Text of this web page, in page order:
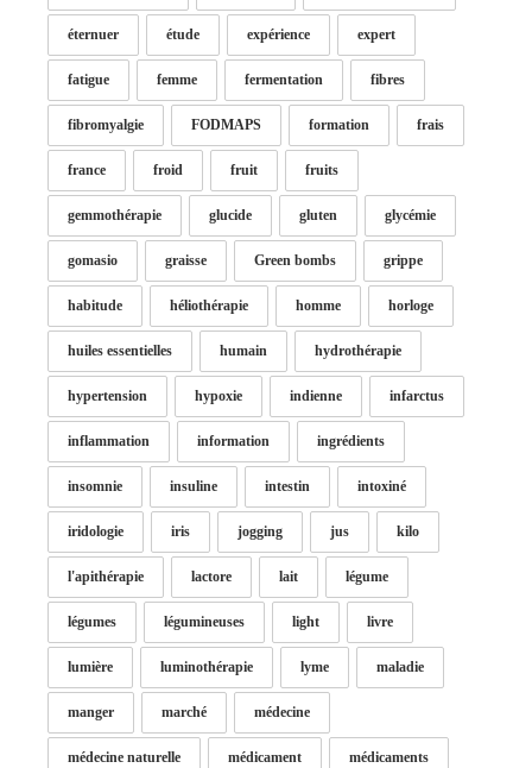
éternuer étude expérience expert
fatigue femme fermentation fibres
fibromyalgie FODMAPS formation frais
france froid fruit fruits
gemmothérapie glucide gluten glycémie
gomasio graisse Green bombs grippe
habitude héliothérapie homme horloge
huiles essentielles humain hydrothérapie
hypertension hypoxie indienne infarctus
inflammation information ingrédients
insomnie insuline intestin intoxiné
iridologie iris jogging jus kilo
l'apithérapie lactore lait légume
légumes légumineuses light livre
lumière luminothérapie lyme maladie
manger marché médecine
médecine naturelle médicament médicaments